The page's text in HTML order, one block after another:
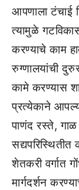
आपणाला टंचाई
त्यामुळे
करण्याचे काम
रुग्णालयांची
कामे करण्यास
प्रत्येकाने
पाणंद रस्ते, गाळ
शेतकरी वर्गात
मार्गदर्शन